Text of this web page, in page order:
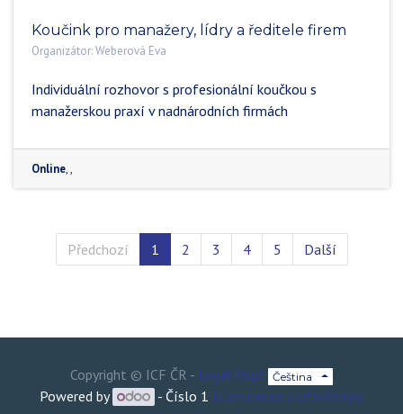
Koučink pro manažery, lídry a ředitele firem
Organizátor:Weberová Eva
Individuální rozhovor s profesionální koučkou s
manažerskou praxí v nadnárodních firmách
Online,,
Předchozí 1 2 3 4 5 Další
Copyright © ICF ČR - Legal Page Čeština
Powered by - Číslo 1 ECommerce s otevřeným